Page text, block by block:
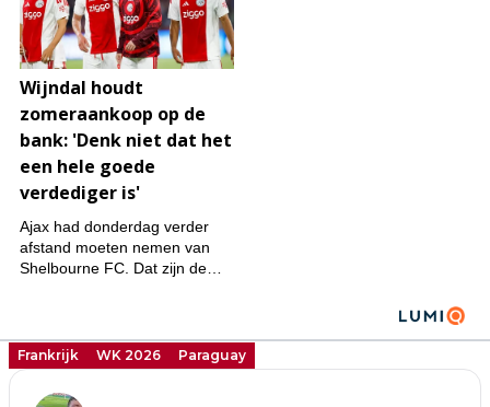
Frankrijk WK 2026 Paraguay